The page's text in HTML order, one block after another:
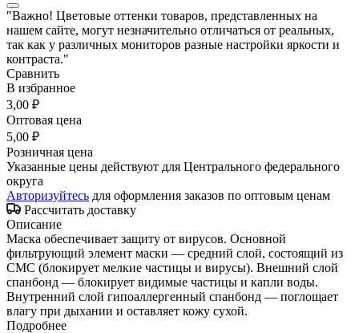
"Важно! Цветовые оттенки товаров, представленных на
нашем сайте, могут незначительно отличаться от реальных,
так как у различных мониторов разные настройки яркости и
контраста."
Сравнить
В избранное
3,00 ₽
Оптовая цена
5,00 ₽
Розничная цена
Указанные цены действуют для Центрального федерального
округа
Авторизуйтесь для оформления заказов по оптовым ценам
Рассчитать доставку
Описание
Маска обеспечивает защиту от вирусов. Основной
фильтрующий элемент маски — средний слой, состоящий из
СМС (блокирует мелкие частицы и вирусы). Внешний слой
спанбонд — блокирует видимые частицы и капли воды.
Внутренний слой гипоаллергенный спанбонд — поглощает
влагу при дыхании и оставляет кожу сухой.
Подробнее